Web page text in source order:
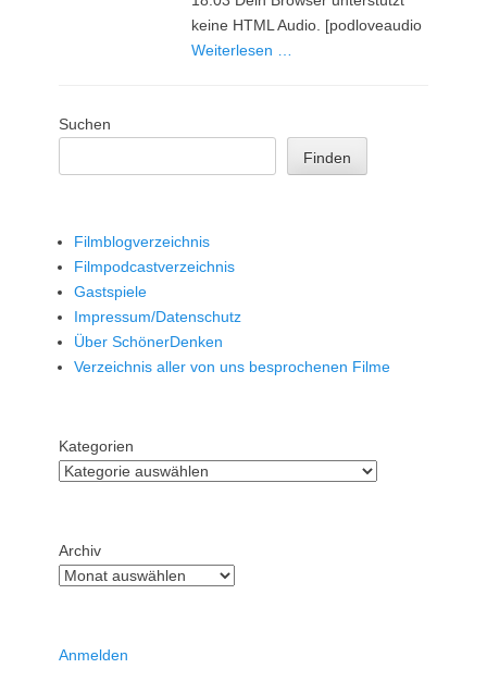
keine HTML Audio. [podloveaudio
Weiterlesen …
Suchen
Finden
Filmblogverzeichnis
Filmpodcastverzeichnis
Gastspiele
Impressum/Datenschutz
Über SchönerDenken
Verzeichnis aller von uns besprochenen Filme
Kategorien
Archiv
Anmelden